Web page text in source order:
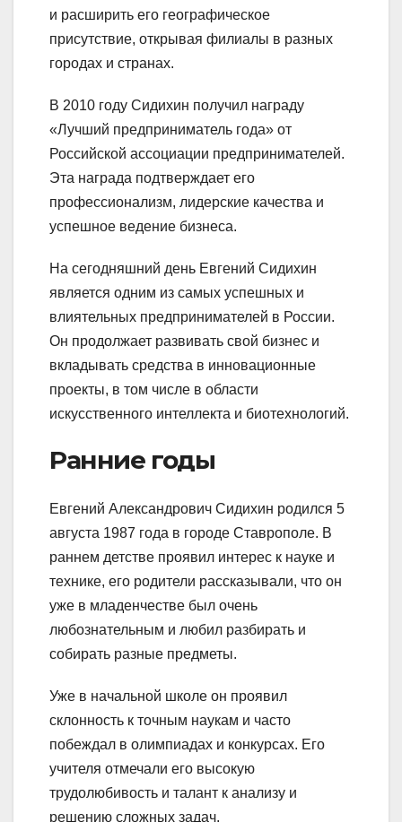
и расширить его географическое
присутствие, открывая филиалы в разных
городах и странах.
В 2010 году Сидихин получил награду
«Лучший предприниматель года» от
Российской ассоциации предпринимателей.
Эта награда подтверждает его
профессионализм, лидерские качества и
успешное ведение бизнеса.
На сегодняшний день Евгений Сидихин
является одним из самых успешных и
влиятельных предпринимателей в России.
Он продолжает развивать свой бизнес и
вкладывать средства в инновационные
проекты, в том числе в области
искусственного интеллекта и биотехнологий.
Ранние годы
Евгений Александрович Сидихин родился 5
августа 1987 года в городе Ставрополе. В
раннем детстве проявил интерес к науке и
технике, его родители рассказывали, что он
уже в младенчестве был очень
любознательным и любил разбирать и
собирать разные предметы.
Уже в начальной школе он проявил
склонность к точным наукам и часто
побеждал в олимпиадах и конкурсах. Его
учителя отмечали его высокую
трудолюбивость и талант к анализу и
решению сложных задач.